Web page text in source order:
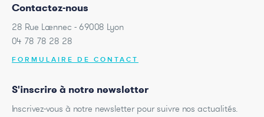
Contactez-nous
28 Rue Laennec - 69008 Lyon
04 78 78 28 28
FORMULAIRE DE CONTACT
S'inscrire à notre newsletter
Inscrivez-vous à notre newsletter pour suivre nos actualités.